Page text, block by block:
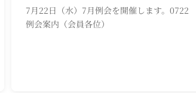
7月22日（水）7月例会を開催します。0722
例会案内（会員各位）